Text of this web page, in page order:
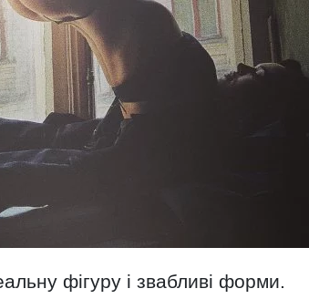
фігуру і звабливі форми.